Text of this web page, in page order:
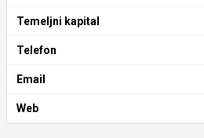
Temeljni kapital
Telefon
Email
Web